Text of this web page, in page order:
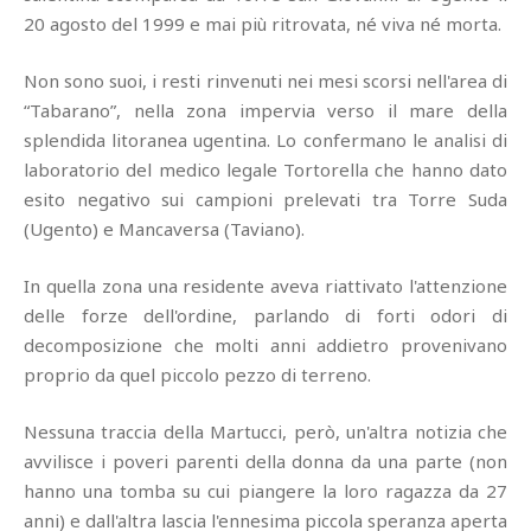
20 agosto del 1999 e mai più ritrovata, né viva né morta.
Non sono suoi, i resti rinvenuti nei mesi scorsi nell'area di
“Tabarano”, nella zona impervia verso il mare della
splendida litoranea ugentina. Lo confermano le analisi di
laboratorio del medico legale Tortorella che hanno dato
esito negativo sui campioni prelevati tra Torre Suda
(Ugento) e Mancaversa (Taviano).
In quella zona una residente aveva riattivato l'attenzione
delle forze dell'ordine, parlando di forti odori di
decomposizione che molti anni addietro provenivano
proprio da quel piccolo pezzo di terreno.
Nessuna traccia della Martucci, però, un'altra notizia che
avvilisce i poveri parenti della donna da una parte (non
hanno una tomba su cui piangere la loro ragazza da 27
anni) e dall'altra lascia l'ennesima piccola speranza aperta